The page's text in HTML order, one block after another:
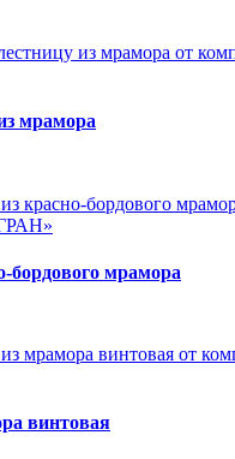
мрамора
бордового мрамора
винтовая